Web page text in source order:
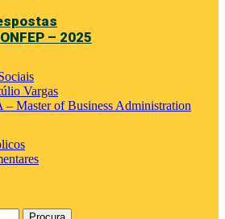
– 2025
Vargas
Master of Business Administration